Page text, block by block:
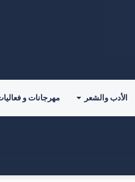
الأدب والشعر مهرجانات و